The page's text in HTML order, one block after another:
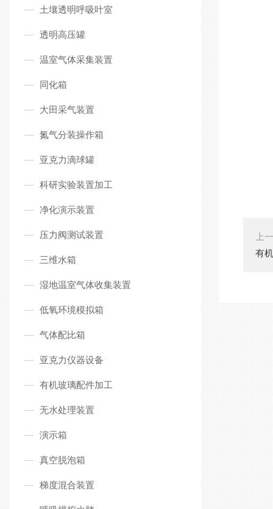
土壤透明呼吸叶室
透明高压罐
温室气体采集装置
同化箱
大田采气装置
氮气分装操作箱
亚克力滴球罐
科研实验装置加工
净化演示装置
压力阀测试装置
三维水箱
湿地温室气体收集装置
低氧环境模拟箱
气体配比箱
亚克力仪器设备
有机玻璃配件加工
无水处理装置
演示箱
真空脱泡箱
梯度混合装置
上
有